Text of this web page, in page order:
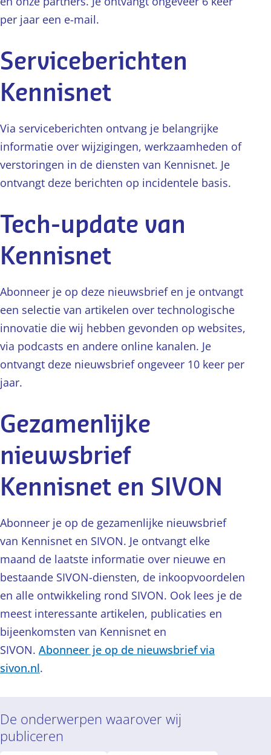
per jaar een e-mail.
Serviceberichten
Kennisnet
Via serviceberichten ontvang je belangrijke
informatie over wijzigingen, werkzaamheden of
verstoringen in de diensten van Kennisnet. Je
ontvangt deze berichten op incidentele basis.
Tech-update van
Kennisnet
Abonneer je op deze nieuwsbrief en je ontvangt
een selectie van artikelen over technologische
innovatie die wij hebben gevonden op websites,
via podcasts en andere online kanalen. Je
ontvangt deze nieuwsbrief ongeveer 10 keer per
jaar.
Gezamenlijke
nieuwsbrief
Kennisnet en SIVON
Abonneer je op de gezamenlijke nieuwsbrief
van Kennisnet en SIVON. Je ontvangt elke
maand de laatste informatie over nieuwe en
bestaande SIVON-diensten, de inkoopvoordelen
en alle ontwikkeling rond SIVON. Ook lees je de
meest interessante artikelen, publicaties en
bijeenkomsten van Kennisnet en
SIVON. Abonneer je op de nieuwsbrief via
sivon.nl.
De onderwerpen waarover wij
publiceren